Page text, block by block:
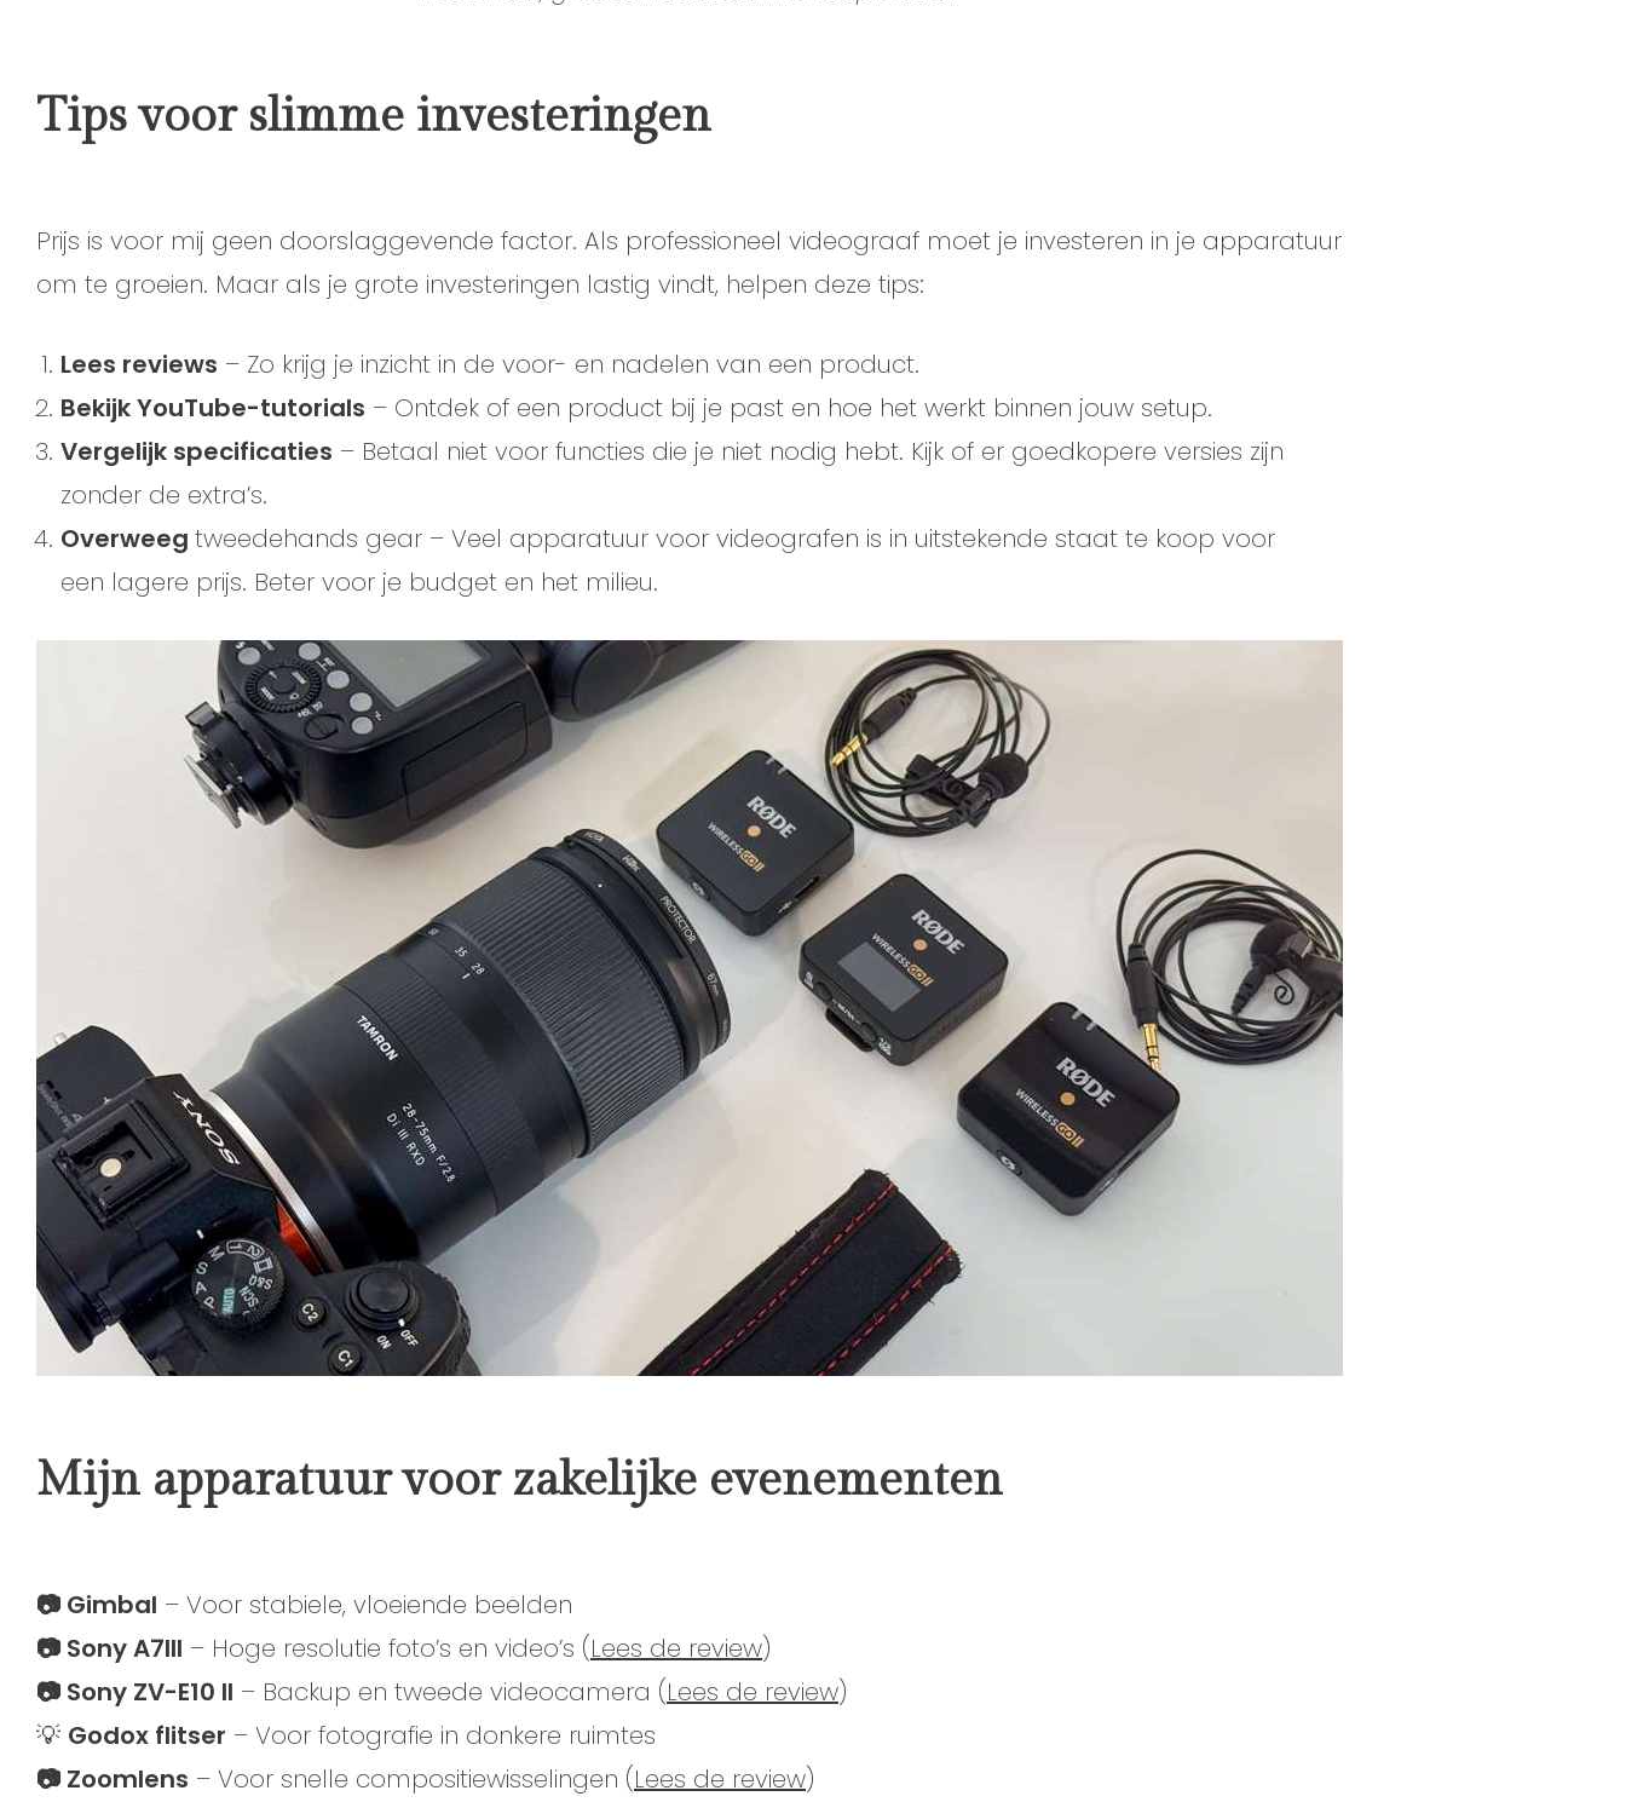
Tips voor slimme investeringen
Prijs is voor mij geen doorslaggevende factor. Als professioneel videograaf moet je investeren in je apparatuur
om te groeien. Maar als je grote investeringen lastig vindt, helpen deze tips:
Lees reviews – Zo krijg je inzicht in de voor- en nadelen van een product.
Bekijk YouTube-tutorials – Ontdek of een product bij je past en hoe het werkt binnen jouw setup.
Vergelijk specificaties – Betaal niet voor functies die je niet nodig hebt. Kijk of er goedkopere versies zijn
zonder de extra’s.
Overweeg tweedehands gear – Veel apparatuur voor videografen is in uitstekende staat te koop voor
een lagere prijs. Beter voor je budget en het milieu.
Mijn apparatuur voor zakelijke evenementen
📷 Gimbal – Voor stabiele, vloeiende beelden
📷 Sony A7III – Hoge resolutie foto’s en video’s (Lees de review)
📷 Sony ZV-E10 II – Backup en tweede videocamera (Lees de review)
💡 Godox flitser – Voor fotografie in donkere ruimtes
📷 Zoomlens – Voor snelle compositiewisselingen (Lees de review)